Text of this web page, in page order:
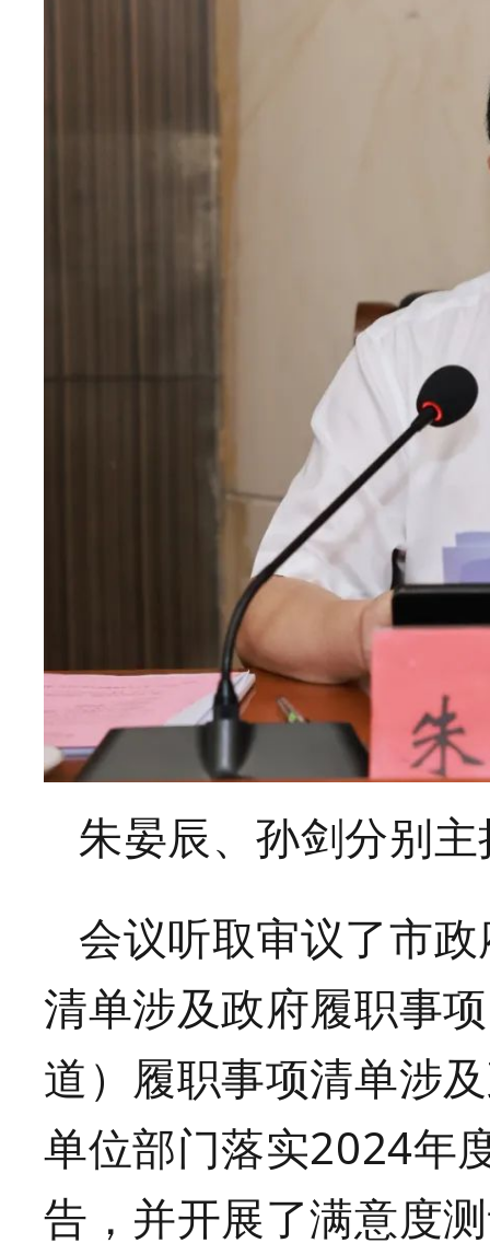
朱晏辰、孙剑分别
会议听取审议了市
清单涉及政府履职事
道）履职事项清单涉
单位部门落实2024年
告，并开展了满意度